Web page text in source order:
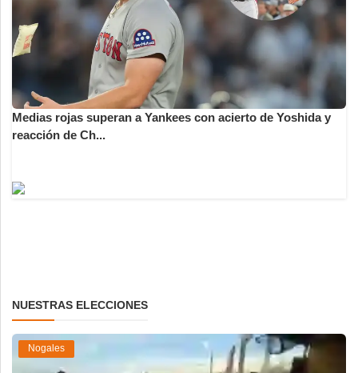
Medias rojas superan a Yankees con acierto de Yoshida y
reacción de Ch...
NUESTRAS ELECCIONES
Nogales